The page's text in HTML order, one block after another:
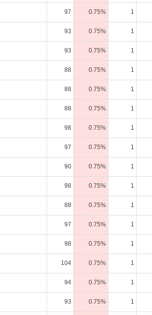
97 0.75% 1
93 0.75% 1
93 0.75% 1
88 0.75% 1
88 0.75% 1
88 0.75% 1
98 0.75% 1
97 0.75% 1
90 0.75% 1
98 0.75% 1
88 0.75% 1
97 0.75% 1
98 0.75% 1
104 0.75% 1
94 0.75% 1
93 0.75% 1